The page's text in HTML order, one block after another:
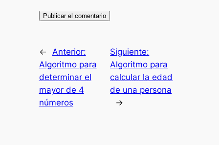
←
Anterior:
Algoritmo para
determinar el
mayor de 4
números
Siguiente:
Algoritmo para
calcular la edad
de una persona
→